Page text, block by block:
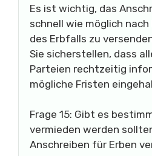
Es ist wichtig, das
schnell wie möglich
des Erbfalls zu
Sie sicherstellen, dass
Parteien rechtzeitig
mögliche Fristen
Frage 15: Gibt es
vermieden werden
Anschreiben für Erben